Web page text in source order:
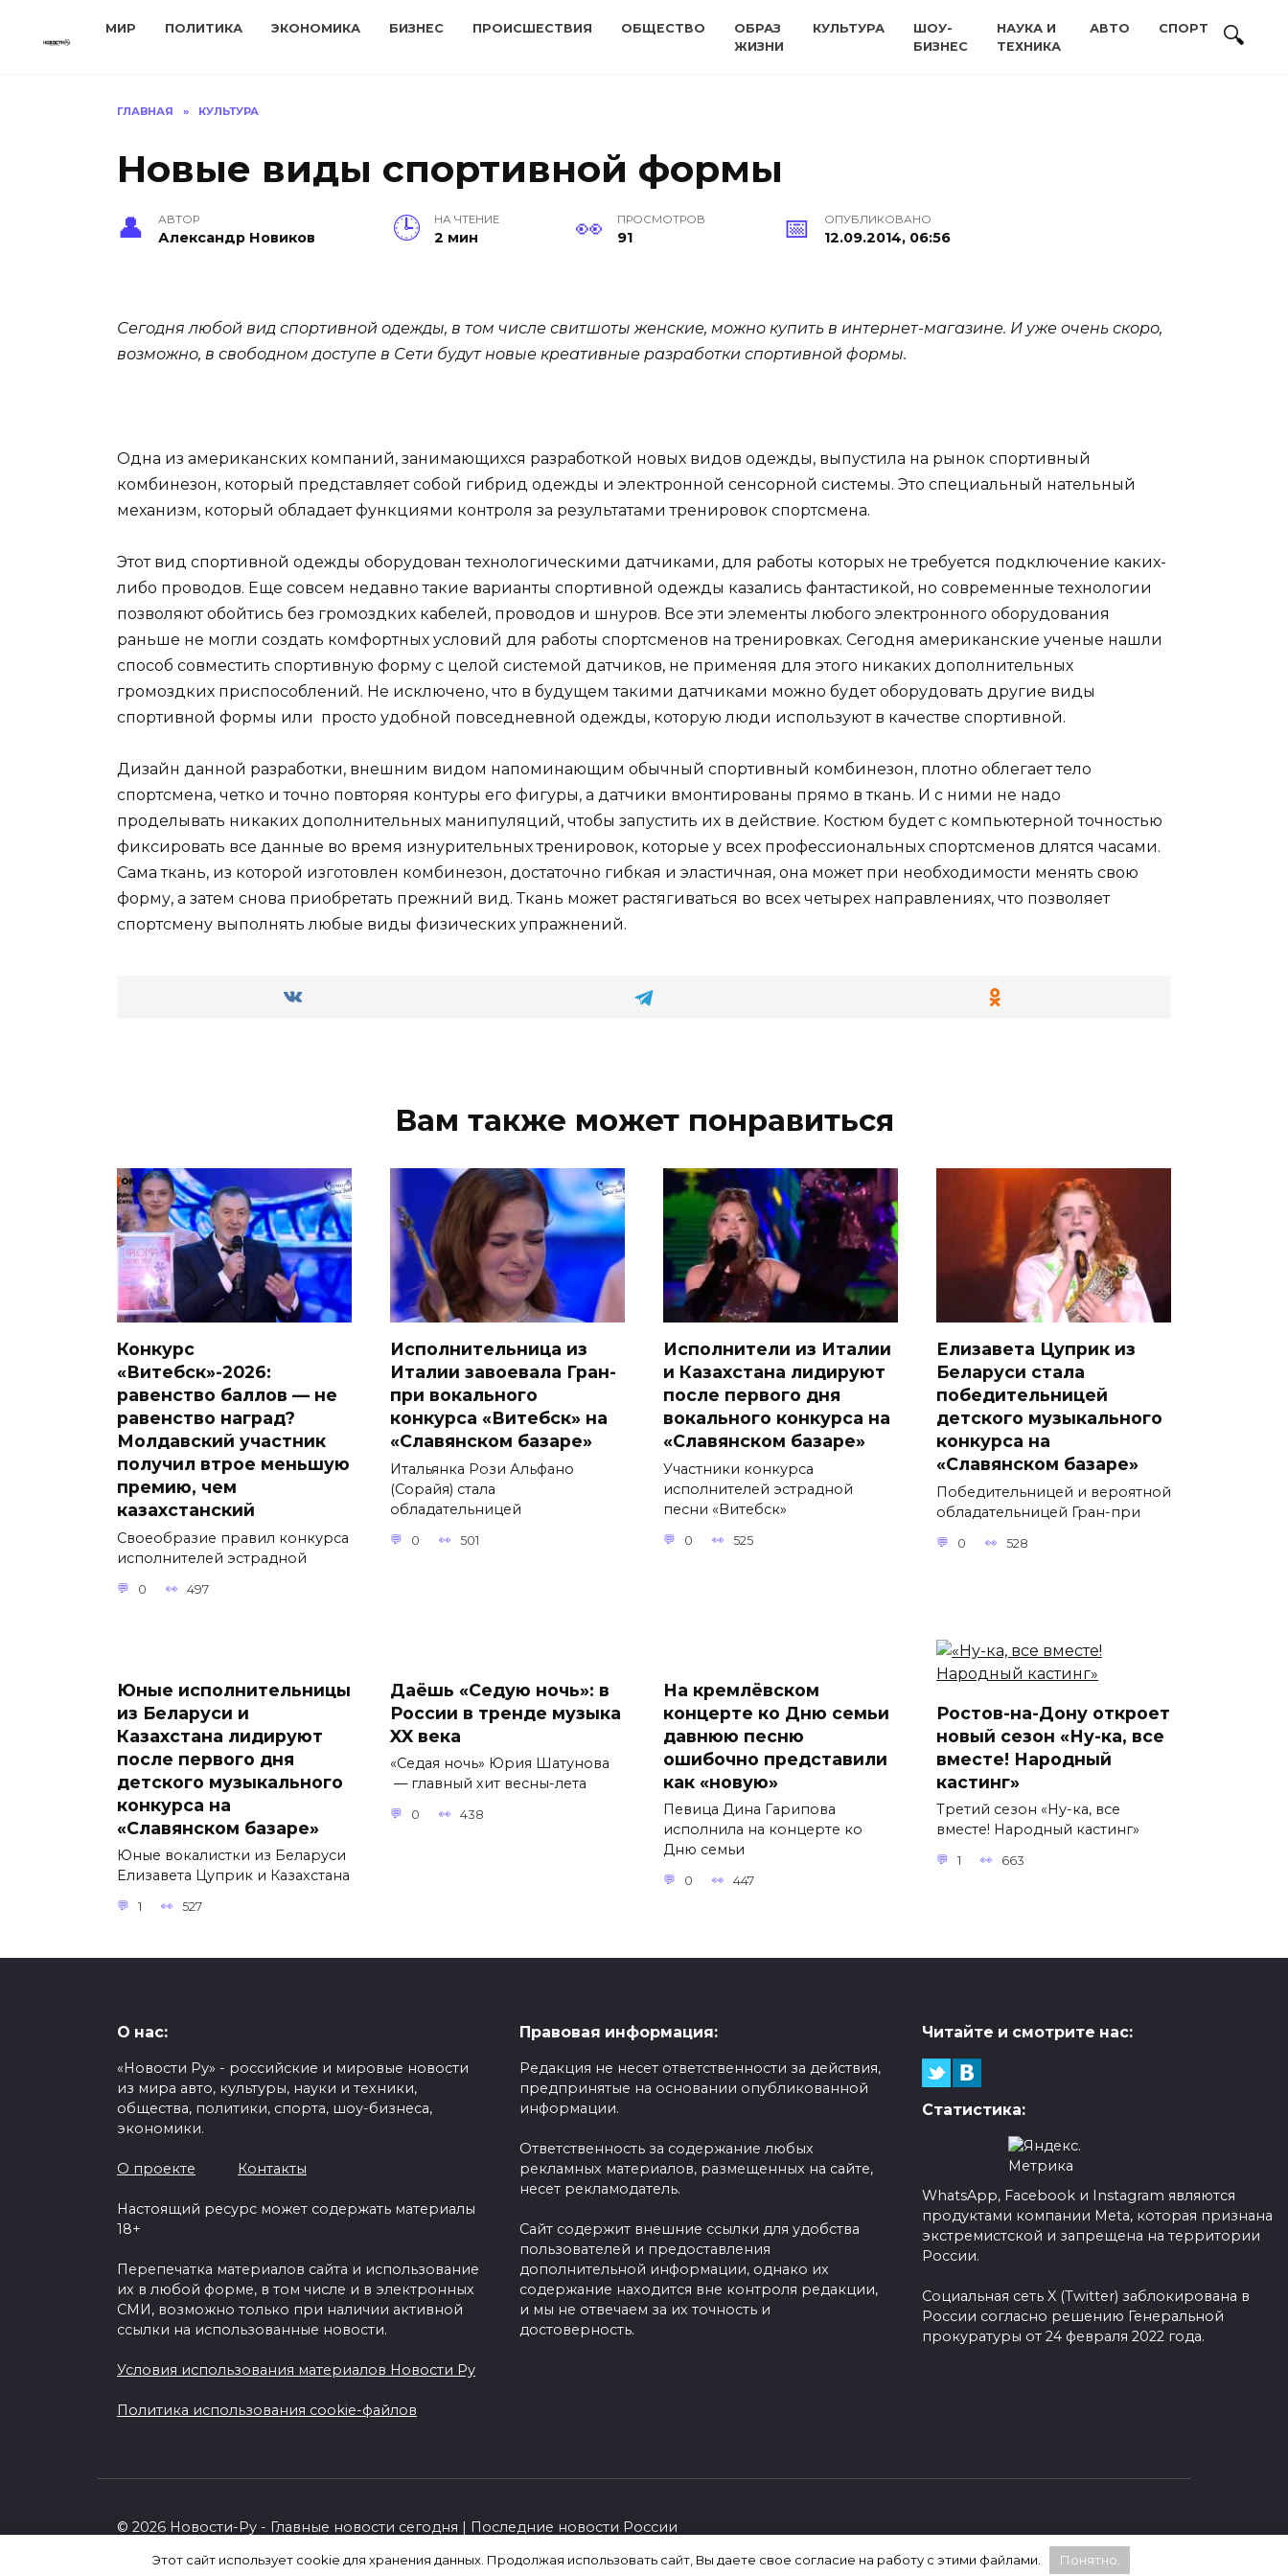
МИР ПОЛИТИКА ЭКОНОМИКА БИЗНЕС ПРОИСШЕСТВИЯ ОБЩЕСТВО
ОБРАЗ
ЖИЗНИ
КУЛЬТУРА
ШОУ-
БИЗНЕС
НАУКА И
ТЕХНИКА
АВТО СПОРТ
ГЛАВНАЯ » КУЛЬТУРА
Новые виды спортивной формы
АВТОР
Александр Новиков
НА ЧТЕНИЕ
2 мин
ПРОСМОТРОВ
91
ОПУБЛИКОВАНО
12.09.2014, 06:56
Сегодня любой вид спортивной одежды, в том числе свитшоты женские, можно купить в интернет-магазине. И уже очень скоро,
возможно, в свободном доступе в Сети будут новые креативные разработки спортивной формы.
Одна из американских компаний, занимающихся разработкой новых видов одежды, выпустила на рынок спортивный
комбинезон, который представляет собой гибрид одежды и электронной сенсорной системы. Это специальный нательный
механизм, который обладает функциями контроля за результатами тренировок спортсмена.
Этот вид спортивной одежды оборудован технологическими датчиками, для работы которых не требуется подключение каких-
либо проводов. Еще совсем недавно такие варианты спортивной одежды казались фантастикой, но современные технологии
позволяют обойтись без громоздких кабелей, проводов и шнуров. Все эти элементы любого электронного оборудования
раньше не могли создать комфортных условий для работы спортсменов на тренировках. Сегодня американские ученые нашли
способ совместить спортивную форму с целой системой датчиков, не применяя для этого никаких дополнительных
громоздких приспособлений. Не исключено, что в будущем такими датчиками можно будет оборудовать другие виды
спортивной формы или просто удобной повседневной одежды, которую люди используют в качестве спортивной.
Дизайн данной разработки, внешним видом напоминающим обычный спортивный комбинезон, плотно облегает тело
спортсмена, четко и точно повторяя контуры его фигуры, а датчики вмонтированы прямо в ткань. И с ними не надо
проделывать никаких дополнительных манипуляций, чтобы запустить их в действие. Костюм будет с компьютерной точностью
фиксировать все данные во время изнурительных тренировок, которые у всех профессиональных спортсменов длятся часами.
Сама ткань, из которой изготовлен комбинезон, достаточно гибкая и эластичная, она может при необходимости менять свою
форму, а затем снова приобретать прежний вид. Ткань может растягиваться во всех четырех направлениях, что позволяет
спортсмену выполнять любые виды физических упражнений.
Вам также может понравиться
Конкурс
«Витебск»-2026:
равенство баллов — не
равенство наград?
Молдавский участник
получил втрое меньшую
премию, чем
казахстанский
Своеобразие правил конкурса
исполнителей эстрадной
0 497
Исполнительница из
Италии завоевала Гран-
при вокального
конкурса «Витебск» на
«Славянском базаре»
Итальянка Рози Альфано
(Сорайя) стала
обладательницей
0 501
Исполнители из Италии
и Казахстана лидируют
после первого дня
вокального конкурса на
«Славянском базаре»
Участники конкурса
исполнителей эстрадной
песни «Витебск»
0 525
Елизавета Цуприк из
Беларуси стала
победительницей
детского музыкального
конкурса на
«Славянском базаре»
Победительницей и вероятной
обладательницей Гран-при
0 528
Юные исполнительницы
из Беларуси и
Казахстана лидируют
после первого дня
детского музыкального
конкурса на
«Славянском базаре»
Юные вокалистки из Беларуси
Елизавета Цуприк и Казахстана
1 527
Даёшь «Седую ночь»: в
России в тренде музыка
XX века
«Седая ночь» Юрия Шатунова
— главный хит весны-лета
0 438
На кремлёвском
концерте ко Дню семьи
давнюю песню
ошибочно представили
как «новую»
Певица Дина Гарипова
исполнила на концерте ко
Дню семьи
0 447
Ростов-на-Дону откроет
новый сезон «Ну-ка, все
вместе! Народный
кастинг»
Третий сезон «Ну-ка, все
вместе! Народный кастинг»
1 663
О нас:
«Новости Ру» - российские и мировые новости
из мира авто, культуры, науки и техники,
общества, политики, спорта, шоу-бизнеса,
экономики.
О проекте Контакты
Настоящий ресурс может содержать материалы
18+
Перепечатка материалов сайта и использование
их в любой форме, в том числе и в электронных
СМИ, возможно только при наличии активной
ссылки на использованные новости.
Условия использования материалов Новости Ру
Политика использования cookie-файлов
Правовая информация:
Редакция не несет ответственности за действия,
предпринятые на основании опубликованной
информации.
Ответственность за содержание любых
рекламных материалов, размещенных на сайте,
несет рекламодатель.
Сайт содержит внешние ссылки для удобства
пользователей и предоставления
дополнительной информации, однако их
содержание находится вне контроля редакции,
и мы не отвечаем за их точность и
достоверность.
Читайте и смотрите нас:
Статистика:
WhatsApp, Facebook и Instagram являются
продуктами компании Meta, которая признана
экстремистской и запрещена на территории
России.
Социальная сеть X (Twitter) заблокирована в
России согласно решению Генеральной
прокуратуры от 24 февраля 2022 года.
© 2026 Новости-Ру - Главные новости сегодня | Последние новости России
Этот сайт использует cookie для хранения данных. Продолжая использовать сайт, Вы даете свое согласие на работу с этими файлами. Понятно.